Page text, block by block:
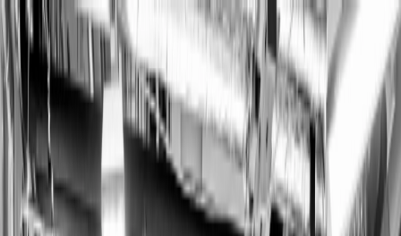
Skip to content
Suchen
Suchbegriff
eingeben
Suchen